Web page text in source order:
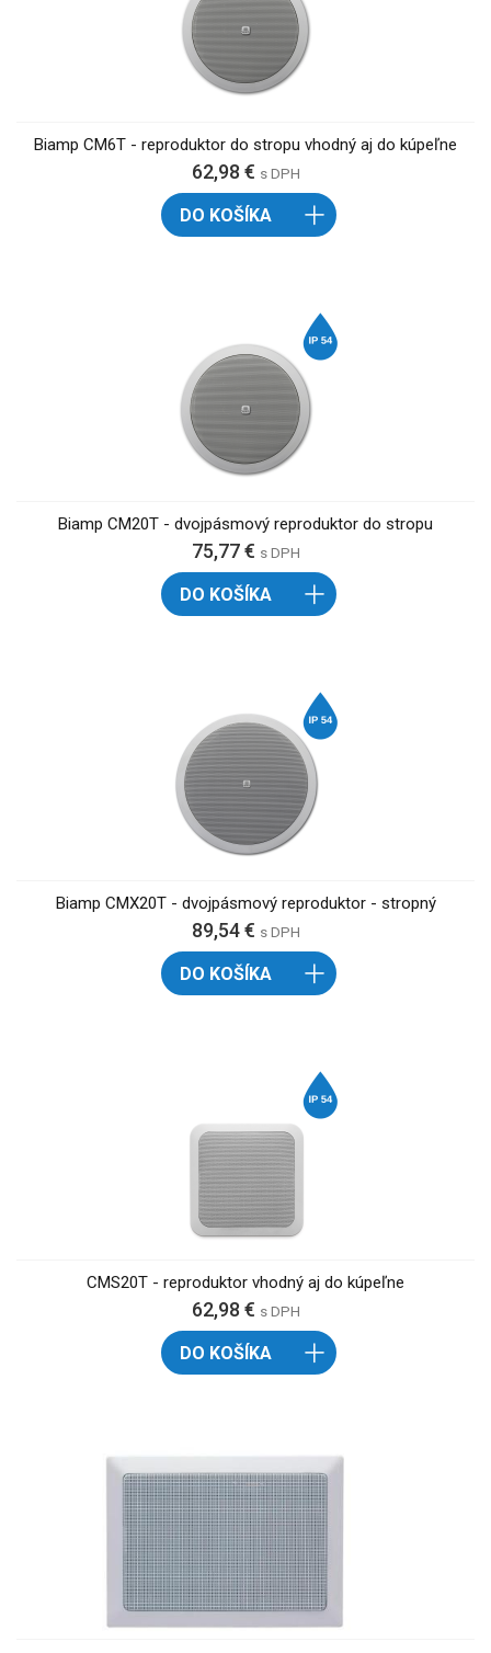
Biamp CM6T - reproduktor do stropu vhodný aj do kúpeľne
62,98 € s DPH
DO KOŠÍKA
Biamp CM20T - dvojpásmový reproduktor do stropu
75,77 € s DPH
DO KOŠÍKA
Biamp CMX20T - dvojpásmový reproduktor - stropný
89,54 € s DPH
DO KOŠÍKA
CMS20T - reproduktor vhodný aj do kúpeľne
62,98 € s DPH
DO KOŠÍKA